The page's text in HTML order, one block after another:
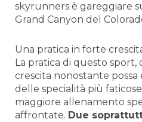
skyrunners è gareggiare
Grand Canyon del
Una pratica in forte
La pratica di questo sport,
crescita nonostante possa
delle specialità più
maggiore allenamento
affrontate. Due